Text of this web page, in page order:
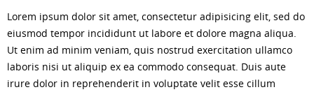
Lorem ipsum dolor sit amet, consectetur adipisicing elit, sed do
eiusmod tempor incididunt ut labore et dolore magna aliqua.
Ut enim ad minim veniam, quis nostrud exercitation ullamco
laboris nisi ut aliquip ex ea commodo consequat. Duis aute
irure dolor in reprehenderit in voluptate velit esse cillum